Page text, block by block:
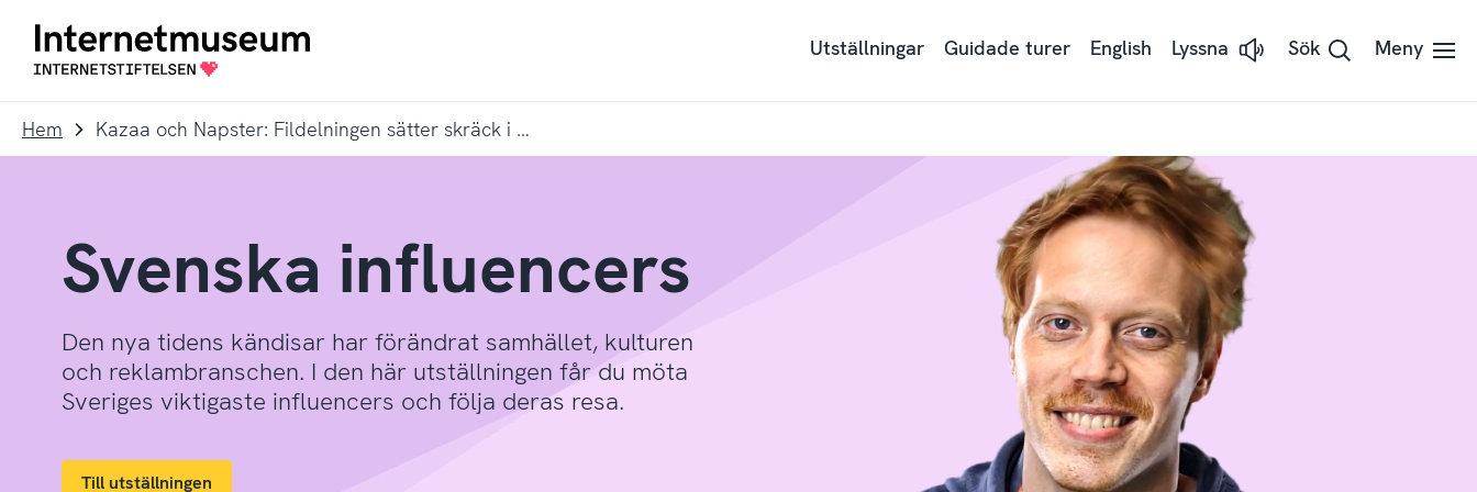
navigation
innehållet
Till
Utställningar Guidade turer English Lyssna
Lyssna
ReadSpeaker
Sök Meny
Hem Kazaa och Napster: Fildelningen sätter skräck i musikindustrin
Svenska influencers
Den nya tidens kändisar har förändrat samhället, kulturen
och reklambranschen. I den här utställningen får du möta
Sveriges viktigaste influencers och följa deras resa.
Till utställningen